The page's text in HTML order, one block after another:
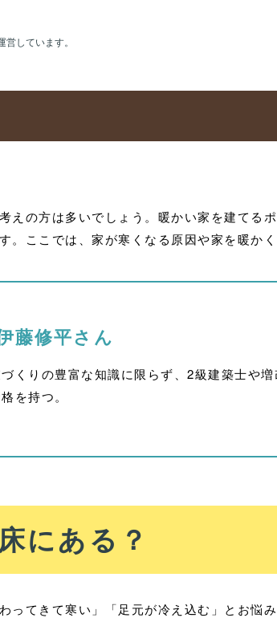
しています。
えの方は多いでしょう。暖かい家を建てる
。ここでは、家が寒くなる原因や家を暖か
藤修平さん
くりの豊富な知識に限らず、2級建築士や
を持つ。
にある？
てきて寒い」「足元が冷え込む」とお悩み